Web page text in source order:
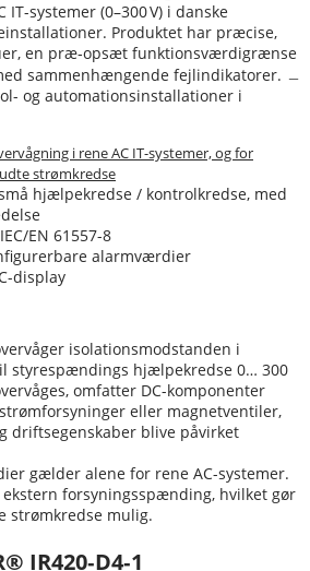
systemer (0–300 V) i danske
Produktet har præcise,
en præ‑opsæt funktionsværdigrænse
sammenhængende fejlindikatorer. ﹘
og automationsinstallationer i
i rene AC IT-systemer, og for
strømkredse
hjælpekredse / kontrolkredse, med
EN 61557-8
alarmværdier
display
isolationsmodstanden i
styrespændings hjælpekredse 0… 300
omfatter DC-komponenter
eller magnetventiler,
driftsegenskaber blive påvirket
gælder alene for rene AC-systemer.
forsyningsspænding, hvilket gør
strømkredse mulig.
IR420‑D4‑1